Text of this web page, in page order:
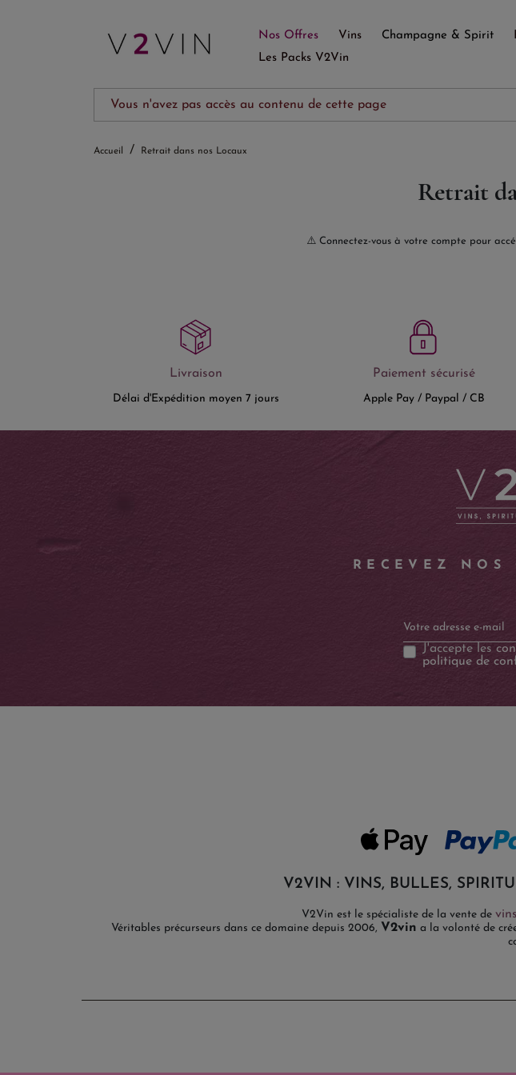
Nos Offres Vins Champagne & Spirit
Les Packs V2Vin
Vous n'avez pas accès au contenu de cette page
Accueil Retrait dans nos Locaux
Retrait
⚠️ Connectez-vous à votre compte pour
Livraison
Délai d'Expédition moyen 7 jours
Paiement sécurisé
Apple Pay / Paypal / CB
RECEVEZ NOS
J'accepte les
politique de
V2VIN : VINS, BULLES,
V2Vin est le spécialiste de la vente de vins
Véritables précurseurs dans ce domaine depuis 2006, V2vin a la volonté de